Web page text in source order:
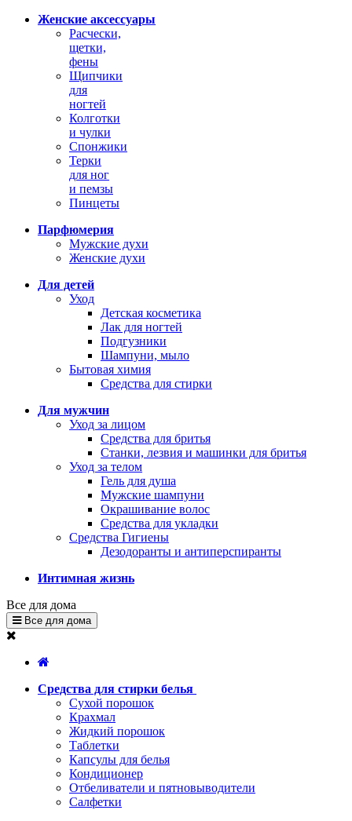
Женские аксессуары
Расчески,
щетки,
фены
Щипчики
для
ногтей
Колготки
и чулки
Спонжики
Терки
для ног
и пемзы
Пинцеты
Парфюмерия
Мужские духи
Женские духи
Для детей
Уход
Детская косметика
Лак для ногтей
Подгузники
Шампуни, мыло
Бытовая химия
Средства для стирки
Для мужчин
Уход за лицом
Средства для бритья
Станки, лезвия и машинки для бритья
Уход за телом
Гель для душа
Мужские шампуни
Окрашивание волос
Средства для укладки
Средства Гигиены
Дезодоранты и антиперспиранты
Интимная жизнь
Все для дома
Все для дома
Средства для стирки белья
Сухой порошок
Крахмал
Жидкий порошок
Таблетки
Капсулы для белья
Кондиционер
Отбеливатели и пятновыводители
Салфетки